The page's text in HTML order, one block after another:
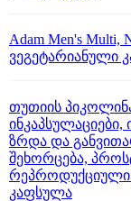
Adam Men's Multi,
ვეგეტარიანული
თუთიის
ინკაპსულაციები,
ზრდა და
შეხორცება,
რეპროდუქციული
კაფსულა